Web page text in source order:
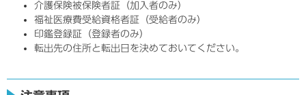
介護保険被保険者証（加入者のみ）
福祉医療費受給資格者証（受給者のみ）
印鑑登録証（登録者のみ）
転出先の住所と転出日を決めておいてください。